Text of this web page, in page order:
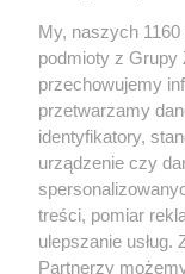
Żaden utwór
rozpowszechniany
tym także
eksploatacji w
Internecie bez
wykorzystanie
tzn. bez właściwej
ścigane prawnie.
My, naszych
podmioty z Grupy
przechowujemy
przetwarzamy
identyfikatory,
urządzenie czy
treści, pomiar
ulepszanie
Partnerzy